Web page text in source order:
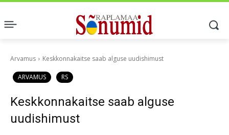
Arvamus Keskkonnakaitse saab alguse uudishimust
ARVAMUS RS
Keskkonnakaitse saab alguse
uudishimust